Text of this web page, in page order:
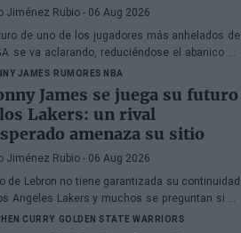
Jiménez Rubio - 06 Aug 2026
de uno de los jugadores más anhelados de
se va aclarando, reduciéndose el abanico de
candidatas a tres.
JAMES RUMORES NBA
James se juega su futuro
Lakers: un rival
amenaza su sitio
Jiménez Rubio - 06 Aug 2026
de Lebron no tiene garantizada su continuidad
Angeles Lakers y muchos se preguntan si ha
méritos para seguir en la NBA.
CURRY GOLDEN STATE WARRIORS